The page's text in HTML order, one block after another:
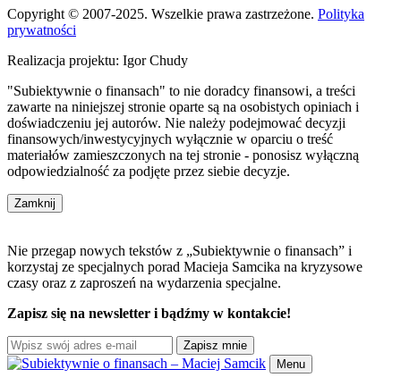
Copyright © 2007-2025. Wszelkie prawa zastrzeżone. Polityka
prywatności
Realizacja projektu: Igor Chudy
"Subiektywnie o finansach" to nie doradcy finansowi, a treści
zawarte na niniejszej stronie oparte są na osobistych opiniach i
doświadczeniu jej autorów. Nie należy podejmować decyzji
finansowych/inwestycyjnych wyłącznie w oparciu o treść
materiałów zamieszczonych na tej stronie - ponosisz wyłączną
odpowiedzialność za podjęte przez siebie decyzje.
Zamknij
Nie przegap nowych tekstów z „Subiektywnie o finansach” i
korzystaj ze specjalnych porad Macieja Samcika na kryzysowe
czasy oraz z zaproszeń na wydarzenia specjalne.
Zapisz się na newsletter i bądźmy w kontakcie!
Zapisz mnie
Menu